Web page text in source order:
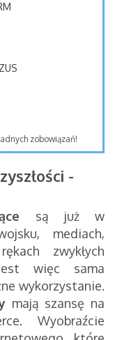
zobowiązań!
-
są już w
mediach,
zwykłych
więc sama
wykorzystanie.
mają szansę na
Wyobraźcie